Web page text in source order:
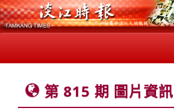
第 815 期 圖片資訊